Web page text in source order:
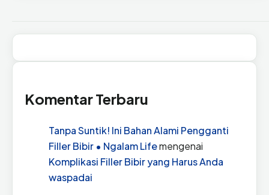
Komentar Terbaru
Tanpa Suntik! Ini Bahan Alami Pengganti
Filler Bibir • Ngalam Lifemengenai
Komplikasi Filler Bibir yang Harus Anda
waspadai